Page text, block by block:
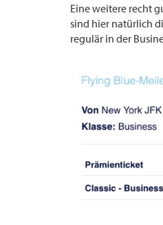
Eine weitere recht
sind hier natürlich
regulär in der